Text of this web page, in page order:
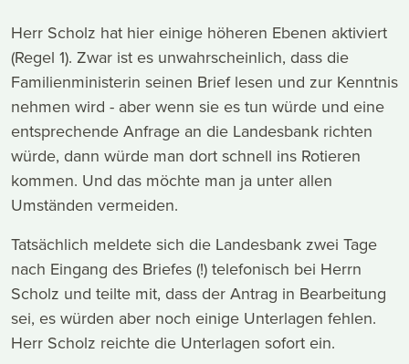
Herr Scholz hat hier einige höheren Ebenen aktiviert
(Regel 1). Zwar ist es unwahrscheinlich, dass die
Familienministerin seinen Brief lesen und zur Kenntnis
nehmen wird - aber wenn sie es tun würde und eine
entsprechende Anfrage an die Landesbank richten
würde, dann würde man dort schnell ins Rotieren
kommen. Und das möchte man ja unter allen
Umständen vermeiden.
Tatsächlich meldete sich die Landesbank zwei Tage
nach Eingang des Briefes (!) telefonisch bei Herrn
Scholz und teilte mit, dass der Antrag in Bearbeitung
sei, es würden aber noch einige Unterlagen fehlen.
Herr Scholz reichte die Unterlagen sofort ein.